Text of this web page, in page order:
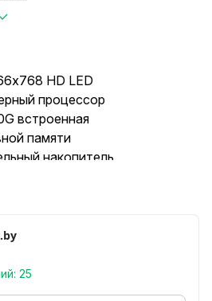
HD LED
процессор
встроенная
памяти
накопитель
зарядное
старый
25